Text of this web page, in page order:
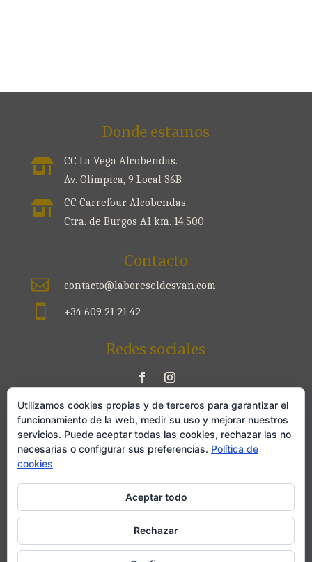
Donde estamos

CC La Vega Alcobendas.
Av. Olímpica, 9 Local 36B

CC Carrefour Alcobendas.
Ctra. de Burgos A1 km. 14,500
Contacto

contacto@laboreseldesvan.com
 +34 609 21 21 42
Redes sociales
Legal
Aviso legal
Política de cookies
Labores el desván 2022. Todos los derechos reservados. Diseñado
Utilizamos cookies propias y de terceros para garantizar el
funcionamiento de la web, medir su uso y mejorar nuestros
servicios. Puede aceptar todas las cookies, rechazar las no
necesarias o configurar sus preferencias. Política de
cookies
Aceptar todo
Rechazar